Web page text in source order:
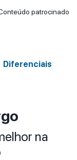
patrocinado
Diferenciais
na